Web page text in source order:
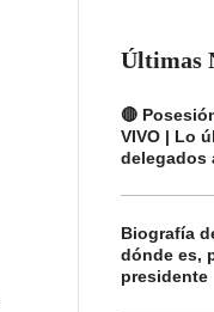
Últimas
🔴
VIVO | Lo
delegados
Biografía
dónde es,
presidente